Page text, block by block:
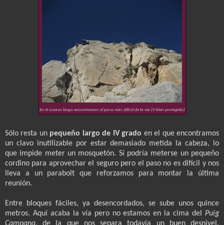
En el octavo largo encontramos el paso más díficil de la vía (V bien protegido)
Sólo resta un pequeño largo de IV grado en el que encontramos
un clavo inutilizable por estar demasiado metida la cabeza, lo
que impide meter un mosquetón. Sí podría meterse un pequeño
cordino para aprovechar el seguro pero el paso no es difícil y nos
lleva a un parabolt que reforzamos para montar la última
reunión.
Entre bloques fáciles, ya desencordados, se sube unos quince
metros. Aquí acaba la vía pero no estamos en la cima del Puig